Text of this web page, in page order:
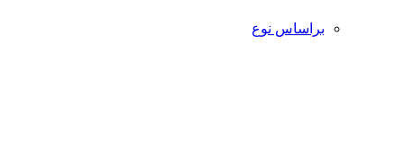
براساس نوع